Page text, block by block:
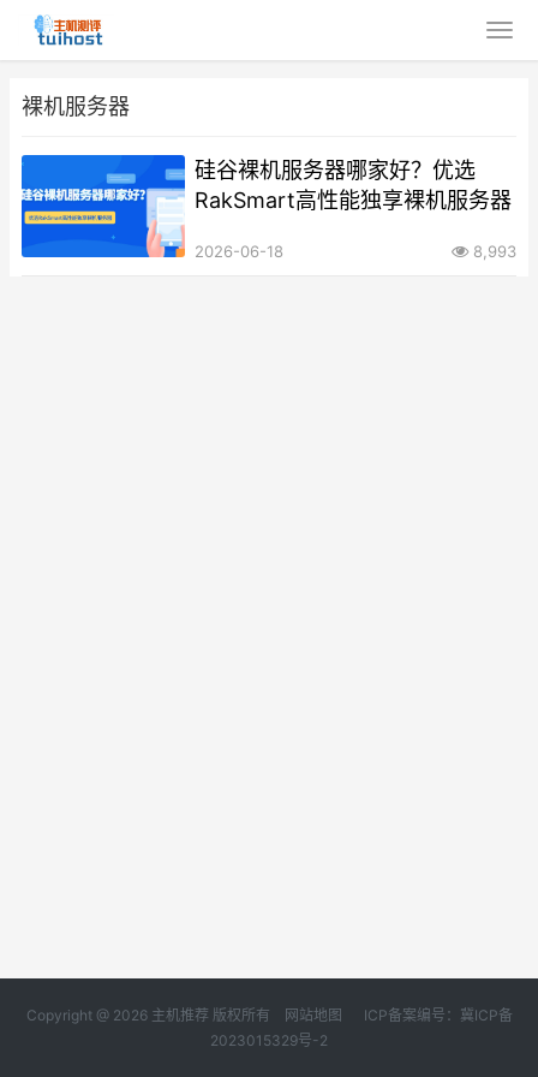
裸机服务器
硅谷裸机服务器哪家好？优选
RakSmart高性能独享裸机服务器
2026-06-18 8,993
Copyright @ 2026 主机推荐 版权所有 网站地图
ICP备案编号：冀ICP备
2023015329号-2